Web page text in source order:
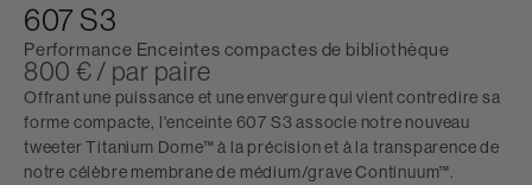
607 S3
Performance Enceintes compactes de bibliothèque
800 € / par paire
Offrant une puissance et une envergure qui vient contredire sa
forme compacte, l'enceinte 607 S3 associe notre nouveau
tweeter Titanium Dome™ à la précision et à la transparence de
notre célèbre membrane de médium/grave Continuum™.